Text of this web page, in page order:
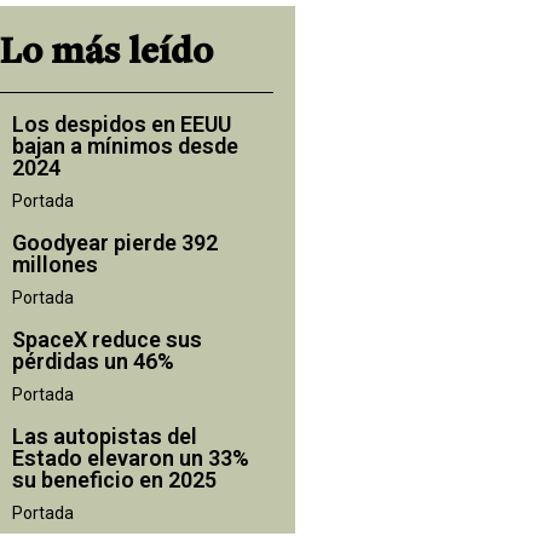
Lo más leído
Los despidos en EEUU
bajan a mínimos desde
2024
Portada
Goodyear pierde 392
millones
Portada
SpaceX reduce sus
pérdidas un 46%
Portada
Las autopistas del
Estado elevaron un 33%
su beneficio en 2025
Portada